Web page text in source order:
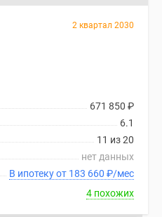
2 квартал 2030
671 850 ₽
6.1
11 из 20
нет данных
В ипотеку от 183 660 ₽/мес
4 похожих